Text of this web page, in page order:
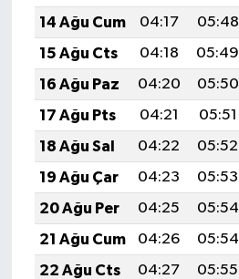
14 Ağu Cum
04:17 05:48
15 Ağu Cts
04:18 05:49
16 Ağu Paz
04:20 05:50
17 Ağu Pts
04:21 05:51
18 Ağu Sal
04:22 05:52
19 Ağu Çar
04:23 05:53
20 Ağu Per
04:25 05:54
21 Ağu Cum
04:26 05:54
22 Ağu Cts
04:27 05:55